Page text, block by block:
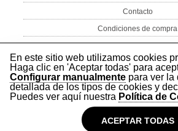
Contacto
Condiciones de compra
Aviso Legal
Política de privacidad
Política de cookies